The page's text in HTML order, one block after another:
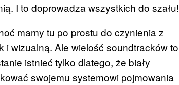
I to doprowadza wszystkich do szału!
mamy tu po prostu do czynienia z
wizualną. Ale wielość soundtracków to
istnieć tylko dlatego, że biały
swojemu systemowi pojmowania